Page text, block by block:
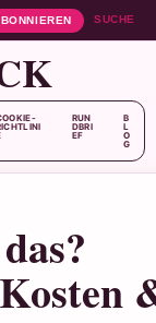
SUCHE
RUN
DBRI
EF
B
L
O
G